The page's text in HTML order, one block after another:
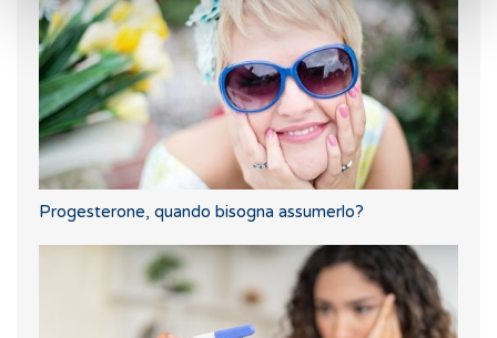
Progesterone, quando bisogna assumerlo?